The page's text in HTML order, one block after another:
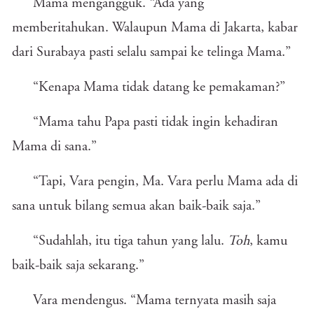
Mama mengangguk. “Ada yang
memberitahukan. Walaupun Mama di Jakarta, kabar
dari Surabaya pasti selalu sampai ke telinga Mama.”
“Kenapa Mama tidak datang ke pemakaman?”
“Mama tahu Papa pasti tidak ingin kehadiran
Mama di sana.”
“Tapi, Vara pengin, Ma. Vara perlu Mama ada di
sana untuk bilang semua akan baik-baik saja.”
“Sudahlah, itu tiga tahun yang lalu. Toh, kamu
baik-baik saja sekarang.”
Vara mendengus. “Mama ternyata masih saja